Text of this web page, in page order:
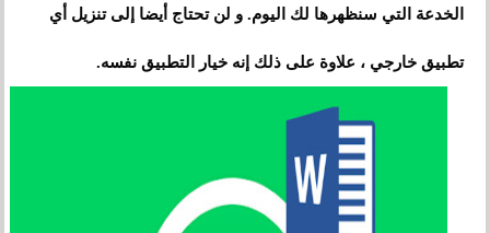
الخدعة التي سنظهرها لك اليوم. و لن تحتاج أيضا إلى تنزيل أي
تطبيق خارجي ، علاوة على ذلك إنه خيار التطبيق نفسه.